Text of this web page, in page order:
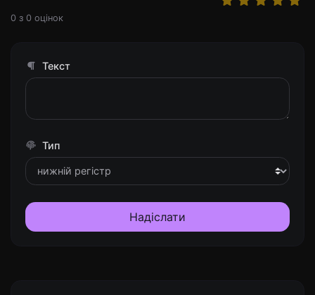
0 з 0 оцінок
Текст
Тип
Надіслати